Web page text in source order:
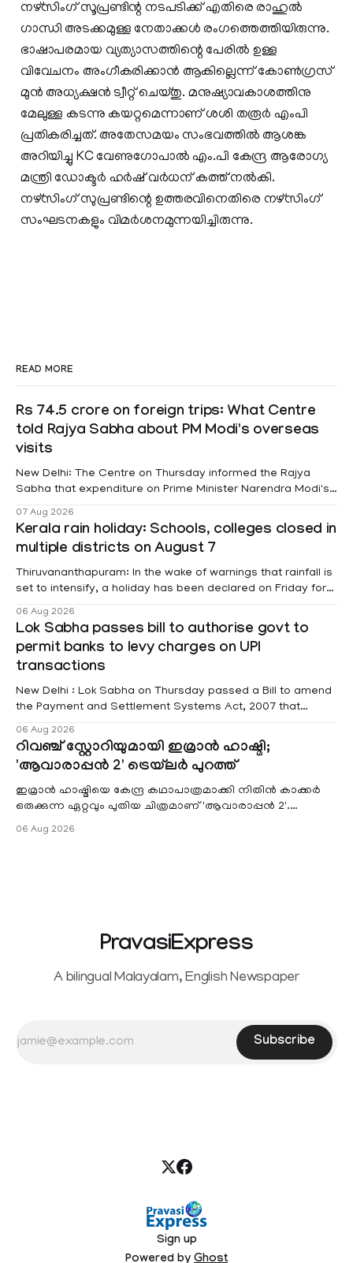
നഴ്സിംഗ് സൂപ്രണ്ടിന്റ നടപടിക്ക് എതിരെ രാഹുൽ
ഗാന്ധി അടക്കമുള്ള നേതാക്കൾ രംഗത്തെത്തിയിരുന്നു.
ഭാഷാപരമായ വ്യത്യാസത്തിന്റെ പേരിൽ ഉള്ള
വിവേചനം അംഗീകരിക്കാൻ ആകില്ലെന്ന് കോൺഗ്രസ്
മുൻ അധ്യക്ഷൻ ട്വീറ്റ് ചെയ്തു. മനുഷ്യാവകാശത്തിനു
മേലുള്ള കടന്നു കയറ്റമെന്നാണ് ശശി തരൂർ എംപി
പ്രതികരിച്ചത്. അതേസമയം സംഭവത്തിൽ ആശങ്ക
അറിയിച്ചു KC വേണുഗോപാൽ എം.പി കേന്ദ്ര ആരോഗ്യ
മന്ത്രി ഡോക്ടർ ഹർഷ് വർധന് കത്ത് നൽകി.
നഴ്‌സിംഗ് സുപ്രണ്ടിന്റെ ഉത്തരവിനെതിരെ നഴ്സിംഗ്
സംഘടനകളും വിമർശനമുന്നയിച്ചിരുന്നു.
READ MORE
Rs 74.5 crore on foreign trips: What Centre
told Rajya Sabha about PM Modi's overseas
visits
New Delhi: The Centre on Thursday informed the Rajya
Sabha that expenditure on Prime Minister Narendra Modi's
information was provided by Minister of State for External
Affairs Pabitra Margherita in a written reply to questions
raised
07 Aug 2026
Kerala rain holiday: Schools, colleges closed in
multiple districts on August 7
Thiruvananthapuram: In the wake of warnings that rainfall is
set to intensify, a holiday has been declared on Friday for
Kottayam, Wayanad and Kasaragod districts. Meanwhile, a
red alert remains in place on Thursday for Kottayam,
Pathanamtitta and Idukki districts. Following a red alert on
06 Aug 2026
Lok Sabha passes bill to authorise govt to
permit banks to levy charges on UPI
transactions
New Delhi : Lok Sabha on Thursday passed a Bill to amend
the Payment and Settlement Systems Act, 2007 that
service providers to levy charges on payments through
unified payments interface (UPI) and other notified
electronic payment modes. The amendment passed by the
06 Aug 2026
റിവഞ്ച് സ്റ്റോറിയുമായി ഇമ്രാൻ ഹാഷ്മി;
'ആവാരാപ്പൻ 2' ട്രെയ്‌ലർ പുറത്ത്
ഇമ്രാൻ ഹാഷ്മിയെ കേന്ദ്ര കഥാപാത്രമാക്കി നിതിൻ കാക്കർ
ഒരുക്കുന്ന ഏറ്റവും പുതിയ ചിത്രമാണ് 'ആവാരാപ്പൻ 2'.
06 Aug 2026
PravasiExpress
A bilingual Malayalam, English Newspaper
Subscribe
Sign up
Powered by Ghost